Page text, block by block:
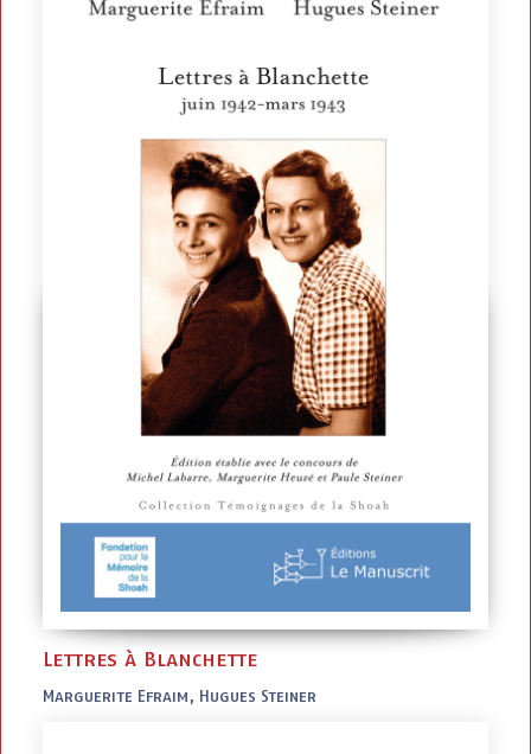
Lettres à Blanchette
Marguerite Efraim, Hugues Steiner